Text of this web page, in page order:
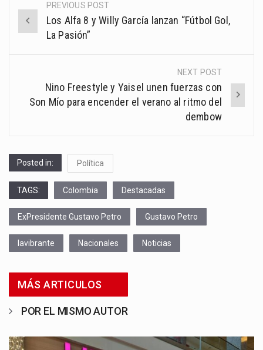
Post
navigation
PREVIOUS POST
Los Alfa 8 y Willy García lanzan “Fútbol Gol,
La Pasión”
NEXT POST
Nino Freestyle y Yaisel unen fuerzas con
Son Mío para encender el verano al ritmo del
dembow
Posted in: Política
TAGS: Colombia Destacadas
ExPresidente Gustavo Petro Gustavo Petro
lavibrante Nacionales Noticias
MÁS ARTICULOS
POR EL MISMO AUTOR